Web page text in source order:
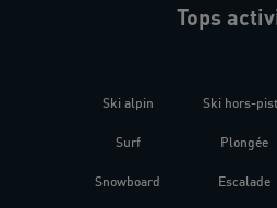
Tops
Ski alpin
Surf
Snowboard
Ski hors-
Plongée
Escalade